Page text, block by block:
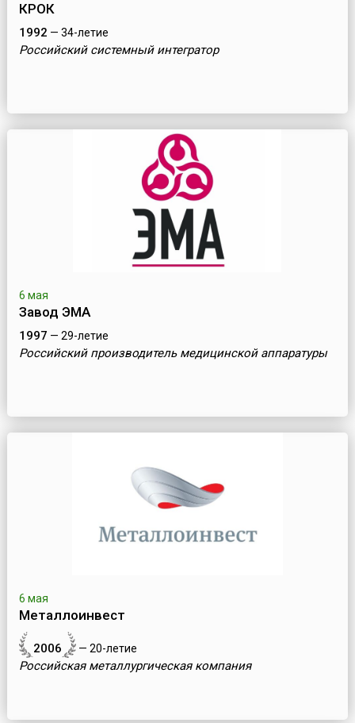
КРОК
1992 — 34-летие
Российский системный интегратор
6 мая
Завод ЭМА
1997 — 29-летие
Российский производитель медицинской аппаратуры
6 мая
Металлоинвест
2006 — 20-летие
Российская металлургическая компания